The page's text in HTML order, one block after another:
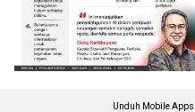
Unduh Mobile